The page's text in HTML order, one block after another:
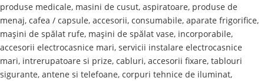
produse medicale, masini de cusut, aspiratoare, produse de
menaj, cafea / capsule, accesorii, consumabile, aparate frigorifice,
maşini de spălat rufe, maşini de spălat vase, incorporabile,
accesorii electrocasnice mari, servicii instalare electrocasnice
mari, intrerupatoare si prize, cabluri, accesorii fixare, tablouri
sigurante, antene si telefoane, corpuri tehnice de iluminat,